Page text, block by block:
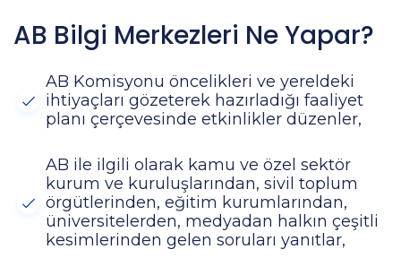
AB Bilgi Merkezleri Ne Yapar?
AB Komisyonu öncelikleri ve yereldeki
ihtiyaçları gözeterek hazırladığı faaliyet
planı çerçevesinde etkinlikler düzenler,
AB ile ilgili olarak kamu ve özel sektör
kurum ve kuruluşlarından, sivil toplum
örgütlerinden, eğitim kurumlarından,
üniversitelerden, medyadan halkın çeşitli
kesimlerinden gelen soruları yanıtlar,